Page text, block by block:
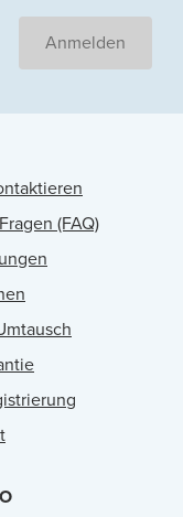
Anmelden
(FAQ)